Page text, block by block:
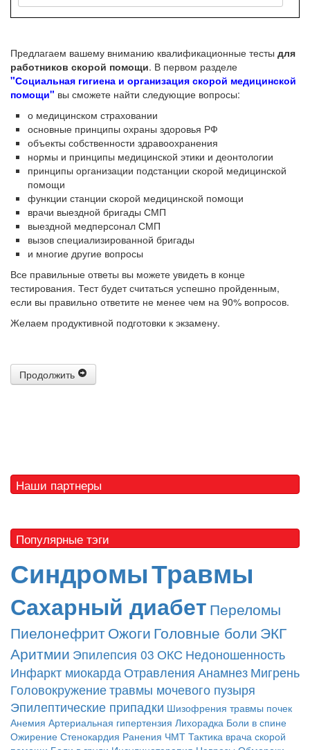
Предлагаем вашему вниманию квалификационные тесты для
работников скорой помощи. В первом разделе
"Социальная гигиена и организация скорой медицинской
помощи" вы сможете найти следующие вопросы:
о медицинском страховании
основные принципы охраны здоровья РФ
объекты собственности здравоохранения
нормы и принципы медицинской этики и деонтологии
принципы организации подстанции скорой медицинской
помощи
функции станции скорой медицинской помощи
врачи выездной бригады СМП
выездной медперсонал СМП
вызов специализированной бригады
и многие другие вопросы
Все правильные ответы вы можете увидеть в конце
тестирования. Тест будет считаться успешно пройденным,
если вы правильно ответите не менее чем на 90% вопросов.
Желаем продуктивной подготовки к экзамену.
Продолжить
Наши партнеры
Популярные тэги
СиндромыТравмы
Сахарный диабет Переломы
ПиелонефритОжоги Головные боли ЭКГ
Аритмии Эпилепсия 03 ОКС Недоношенность
Инфаркт миокарда Отравления Анамнез Мигрень
Головокружениетравмы мочевого пузыря
Эпилептические припадки Шизофрения травмы почек
Анемия Артериальная гипертензия Лихорадка Боли в спине
Ожирение Стенокардия Ранения ЧМТ Тактика врача скорой